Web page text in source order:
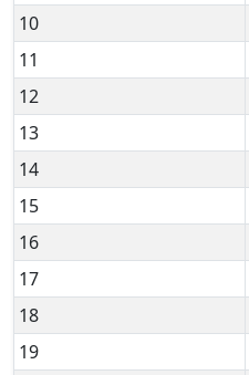
10
11
12
13
14
15
16
17
18
19